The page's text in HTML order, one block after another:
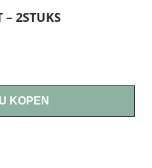
– 2STUKS
KOPEN